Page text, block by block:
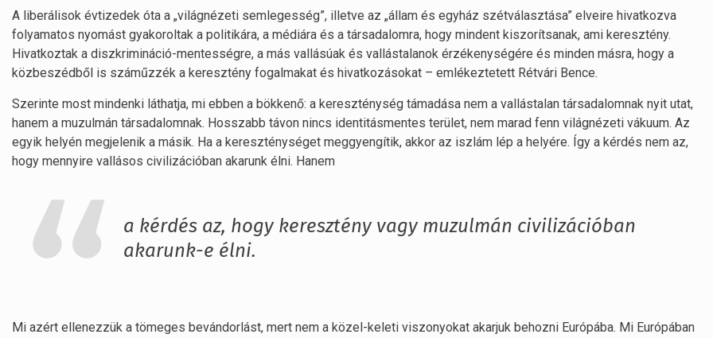
A liberálisok évtizedek óta a „világnézeti semlegesség”, illetve az „állam és egyház szétválasztása” elveire hivatkozva
folyamatos nyomást gyakoroltak a politikára, a médiára és a társadalomra, hogy mindent kiszorítsanak, ami keresztény.
Hivatkoztak a diszkrimináció-mentességre, a más vallásúak és vallástalanok érzékenységére és minden másra, hogy a
közbeszédből is száműzzék a keresztény fogalmakat és hivatkozásokat – emlékeztetett Rétvári Bence.
Szerinte most mindenki láthatja, mi ebben a bökkenő: a kereszténység támadása nem a vallástalan társadalomnak nyit utat,
hanem a muzulmán társadalomnak. Hosszabb távon nincs identitásmentes terület, nem marad fenn világnézeti vákuum. Az
egyik helyén megjelenik a másik. Ha a kereszténységet meggyengítik, akkor az iszlám lép a helyére. Így a kérdés nem az,
hogy mennyire vallásos civilizációban akarunk élni. Hanem
a kérdés az, hogy keresztény vagy muzulmán civilizációban
akarunk-e élni.
Mi azért ellenezzük a tömeges bevándorlást, mert nem a közel-keleti viszonyokat akarjuk behozni Európába. Mi Európában